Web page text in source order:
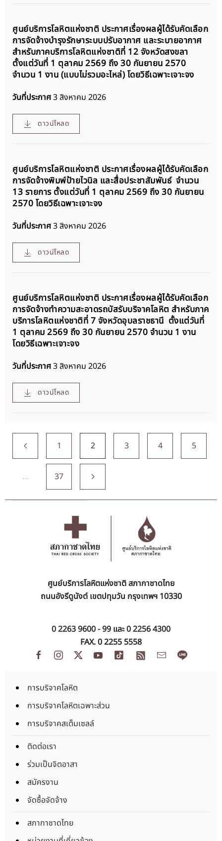
ศูนย์บริการโลหิตแห่งชาติ ประกาศเรื่องผลผู้ได้รับคัดเลือก
การจัดจ้างบำรุงรักษาระบบปรับอากาศ และระบายอากาศ
สำหรับภาคบริการโลหิตแห่งชาติที่ 12 จังหวัดสงขลา
ตั้งแต่วันที่ 1 ตุลาคม 2569 ถึง 30 กันยายน 2570
จำนวน 1 งาน (แบบไม่รวมอะไหล่) โดยวิธีเฉพาะเจาะจง
วันที่ประกาศ3 สิงหาคม 2026
ดาวน์โหลด
ศูนย์บริการโลหิตแห่งชาติ ประกาศเรื่องผลผู้ได้รับคัดเลือก
การจัดจ้างพิมพ์ป้ายไวนิล และสื่อประชาสัมพันธ์ จำนวน
13 รายการ ตั้งแต่วันที่ 1 ตุลาคม 2569 ถึง 30 กันยายน
2570 โดยวิธีเฉพาะเจาะจง
วันที่ประกาศ3 สิงหาคม 2026
ดาวน์โหลด
ศูนย์บริการโลหิตแห่งชาติ ประกาศเรื่องผลผู้ได้รับคัดเลือก
การจัดจ้างทำความสะอาดรถบัสรับบริจาคโลหิต สำหรับภาค
บริการโลหิตแห่งชาติที่ 7 จังหวัดอุบลราชธานี ตั้งแต่วันที่
1 ตุลาคม 2569 ถึง 30 กันยายน 2570 จำนวน 1 งาน
โดยวิธีเฉพาะเจาะจง
วันที่ประกาศ3 สิงหาคม 2026
ดาวน์โหลด
1 2 3 4 5
… 37
ศูนย์บริการโลหิตแห่งชาติ สภากาชาดไทย
ถนนอังรีดูนังต์ เขตปทุมวัน กรุงเทพฯ 10330
0 2263 9600 - 99 และ0 2256 4300
FAX. 0 2255 5558
การบริจาคโลหิต
การบริจาคโลหิตเฉพาะส่วน
การบริจาคสเต็มเซลล์
ติดต่อเรา
ร่วมเป็นจิตอาสา
สมัครงาน
จัดซื้อจัดจ้าง
สภากาชาดไทย